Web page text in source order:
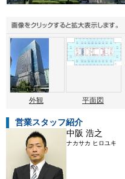
外観 平面図
営業スタッフ紹介
中阪 浩之
ナカサカ ヒロユキ